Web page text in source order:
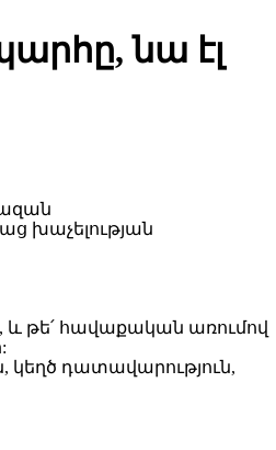
նա էլ
խաչելության
թե՛ հավաքական առումով
կեղծ դատավարություն,